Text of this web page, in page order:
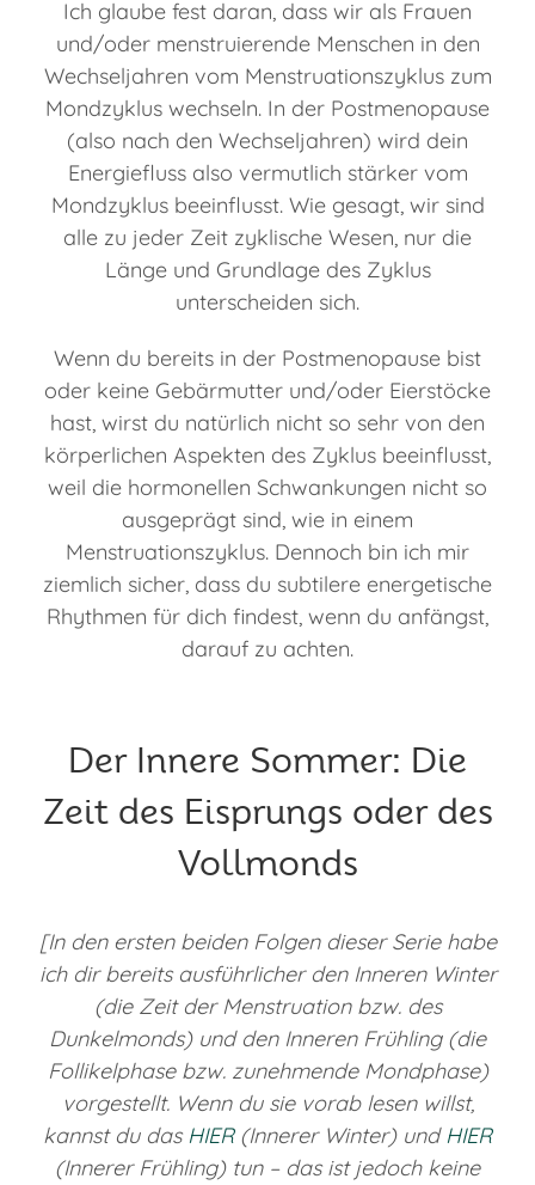
Ich glaube fest daran, dass wir als Frauen
und/oder menstruierende Menschen in den
Wechseljahren vom Menstruationszyklus zum
Mondzyklus wechseln. In der Postmenopause
(also nach den Wechseljahren) wird dein
Energiefluss also vermutlich stärker vom
Mondzyklus beeinflusst. Wie gesagt, wir sind
alle zu jeder Zeit zyklische Wesen, nur die
Länge und Grundlage des Zyklus
unterscheiden sich.
Wenn du bereits in der Postmenopause bist
oder keine Gebärmutter und/oder Eierstöcke
hast, wirst du natürlich nicht so sehr von den
körperlichen Aspekten des Zyklus beeinflusst,
weil die hormonellen Schwankungen nicht so
ausgeprägt sind, wie in einem
Menstruationszyklus. Dennoch bin ich mir
ziemlich sicher, dass du subtilere energetische
Rhythmen für dich findest, wenn du anfängst,
darauf zu achten.
Der Innere Sommer: Die
Zeit des Eisprungs oder des
Vollmonds
[In den ersten beiden Folgen dieser Serie habe
ich dir bereits ausführlicher den Inneren Winter
(die Zeit der Menstruation bzw. des
Dunkelmonds) und den Inneren Frühling (die
Follikelphase bzw. zunehmende Mondphase)
vorgestellt. Wenn du sie vorab lesen willst,
kannst du dasHIER(Innerer Winter) undHIER
(Innerer Frühling) tun – das ist jedoch keine